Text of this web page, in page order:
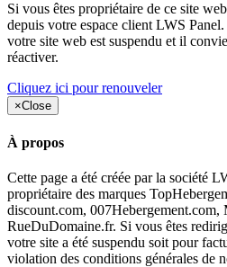
Si vous êtes propriétaire de ce site
depuis votre espace client LWS
votre site web est suspendu et il
réactiver.
Cliquez ici pour renouveler
×Close
À propos
Cette page a été créée par la société
propriétaire des marques
discount.com, 007Hebergement.com,
RueDuDomaine.fr. Si vous êtes
votre site a été suspendu soit pour
violation des conditions générales de